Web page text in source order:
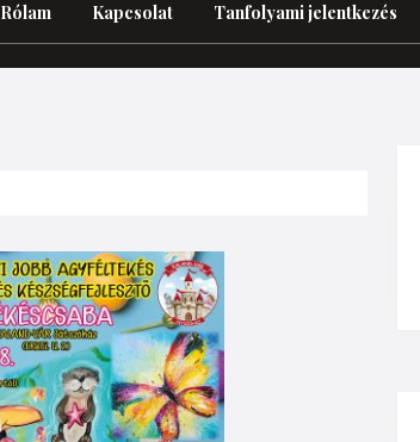
Rólam Kapcsolat Tanfolyami jelentkezés